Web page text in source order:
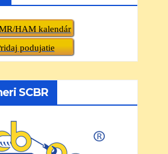
HAM kalendár
podujatie
SCBR